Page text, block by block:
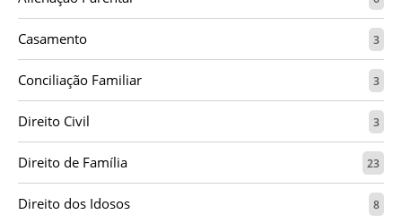
Casamento 3
Conciliação Familiar 3
Direito Civil 3
Direito de Família 23
Direito dos Idosos 8